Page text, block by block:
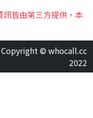
皆由第三方提供，本
Copyright © whocall.cc
2022